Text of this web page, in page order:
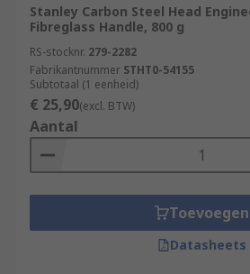
Stanley Carbon Steel Head
Fibreglass Handle, 800 g
RS-stocknr. 279-2282
Fabrikantnummer STHT0-54155
Subtotaal (1 eenheid)
€ 25,90(excl. BTW)
Aantal
Toevoegen
Datasheets